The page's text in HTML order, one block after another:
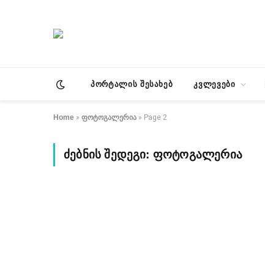
პორტალის შესახებ კვლევები
Home » ფოტოგალერია » Page 2
ᲫᲔᲑᲜᲘᲡ ᲨᲔᲓᲔᲒᲘ: ᲤᲝᲢᲝᲒᲐᲚᲔᲠᲘᲐ